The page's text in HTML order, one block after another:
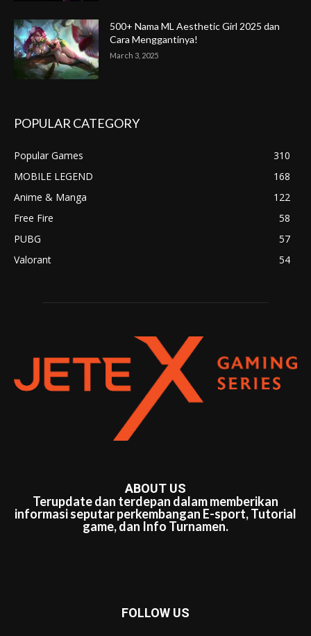
500+ Nama ML Aesthetic Girl 2025 dan
Cara Menggantinya!
March 3, 2025
POPULAR CATEGORY
Popular Games
310
MOBILE LEGEND
168
Anime & Manga
122
Free Fire
58
PUBG
57
Valorant
54
ABOUT US
Terupdate dan terdepan dalam memberikan
informasi seputar perkembangan E-sport, Tutorial
game, dan Info Turnamen.
FOLLOW US